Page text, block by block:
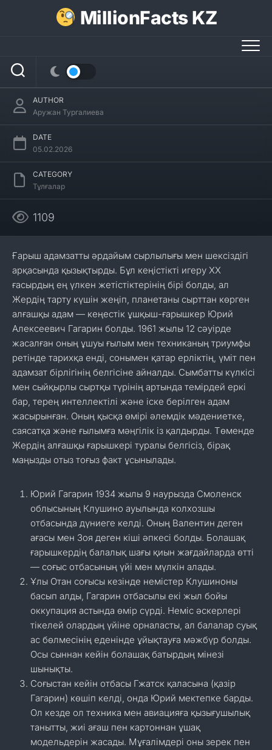
MillionFacts KZ
AUTHOR
Аружан Тургалиева
DATE
05.02.2026
CATEGORY
Тұлғалар
1109
Ғарыш адамзатты әрдайым сырлылығы мен шексіздігі
арқасында қызықтырды. Бұл кеңістікті игеру XX
ғасырдың ең үлкен жетістіктерінің бірі болды, ал
Жердің тарту күшін жеңіп, планетаны сырттан көрген
алғашқы адам — кеңестік ұшқыш-ғарышкер Юрий
Алексеевич Гагарин болды. 1961 жылы 12 сәуірде
жасалған оның ұшуы ғылым мен техниканың триумфы
ретінде тарихқа енді, сонымен қатар ерліктің, үміт пен
адамзат бірлігінің белгісіне айналды. Сымбатты күлкісі
мен сыйқырлы сыртқы түрінің артында темірдей еркі
бар, терең интеллектілі және іске берілген адам
жасырынған. Оның қысқа өмірі әлемдік мәдениетке,
саясатқа және ғылымға мәңгілік із қалдырды. Төменде
Жердің алғашқы ғарышкері туралы белгісіз, бірақ
маңызды отыз тоғыз факт ұсынылады.
Юрий Гагарин 1934 жылы 9 наурызда Смоленск
облысының Клушино ауылында колхозшы
отбасында дүниеге келді. Оның Валентин деген
ағасы мен Зоя деген кіші әпкесі болды. Болашақ
ғарышкердің балалық шағы қиын жағдайларда өтті
— соғыс отбасының үйі мен мүлкін алады.
Ұлы Отан соғысы кезінде немістер Клушиноны
басып алды, Гагарин отбасылы екі жыл бойы
оккупация астында өмір сүрді. Неміс әскерлері
тікелей олардың үйіне орналасты, ал балалар суық
ас бөлмесінің еденінде ұйықтауға мәжбүр болды.
Осы сыннан кейін болашақ батырдың мінезі
шынықты.
Соғыстан кейін отбасы Гжатск қаласына (қазір
Гагарин) көшіп келді, онда Юрий мектепке барды.
Ол кезде ол техника мен авиацияға қызығушылық
танытты, жиі ағаш пен картоннан ұшақ
модельдерін жасады. Мұғалімдері оны зерек пен